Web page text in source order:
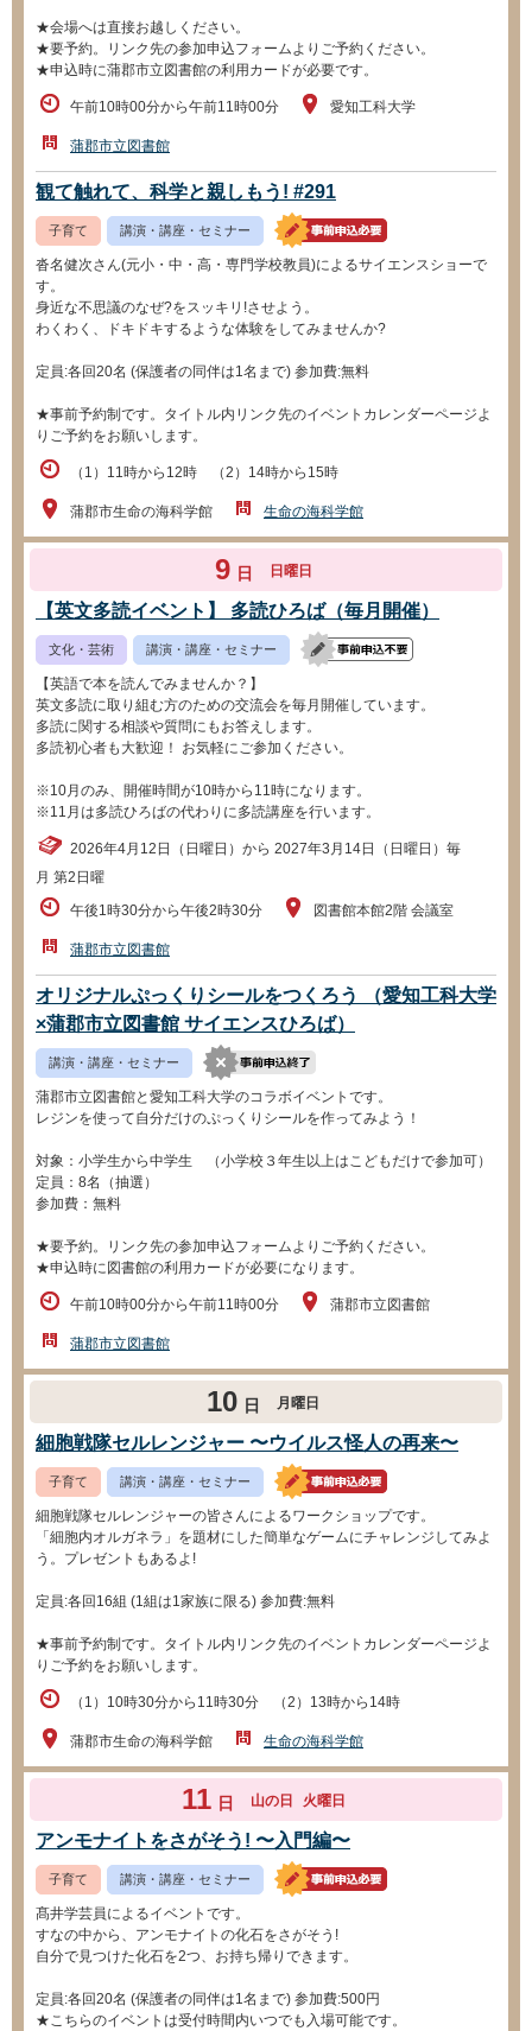
★会場へは直接お越しください。
★要予約。リンク先の参加申込フォームよりご予約ください。
★申込時に蒲郡市立図書館の利用カードが必要です。
午前10時00分から午前11時00分 愛知工科大学
蒲郡市立図書館
観て触れて、科学と親しもう! #291
子育て 講演・講座・セミナー
沓名健次さん(元小・中・高・専門学校教員)によるサイエンスショーで
す。
身近な不思議のなぜ?をスッキリ!させよう。
わくわく、ドキドキするような体験をしてみませんか?
定員:各回20名 (保護者の同伴は1名まで) 参加費:無料
★事前予約制です。タイトル内リンク先のイベントカレンダーページよ
りご予約をお願いします。
（1）11時から12時 （2）14時から15時
蒲郡市生命の海科学館 生命の海科学館
9 日 日曜日
【英文多読イベント】 多読ひろば（毎月開催）
文化・芸術 講演・講座・セミナー
【英語で本を読んでみませんか？】
英文多読に取り組む方のための交流会を毎月開催しています。
多読に関する相談や質問にもお答えします。
多読初心者も大歓迎！ お気軽にご参加ください。
※10月のみ、開催時間が10時から11時になります。
※11月は多読ひろばの代わりに多読講座を行います。
2026年4月12日（日曜日）から 2027年3月14日（日曜日）毎
月 第2日曜
午後1時30分から午後2時30分
図書館本館2階 会議室
蒲郡市立図書館
オリジナルぷっくりシールをつくろう （愛知工科大学
×蒲郡市立図書館 サイエンスひろば）
講演・講座・セミナー
蒲郡市立図書館と愛知工科大学のコラボイベントです。
レジンを使って自分だけのぷっくりシールを作ってみよう！
対象：小学生から中学生 （小学校３年生以上はこどもだけで参加可）
定員：8名（抽選）
参加費：無料
★要予約。リンク先の参加申込フォームよりご予約ください。
★申込時に図書館の利用カードが必要になります。
午前10時00分から午前11時00分 蒲郡市立図書館
蒲郡市立図書館
10 日 月曜日
細胞戦隊セルレンジャー 〜ウイルス怪人の再来〜
子育て 講演・講座・セミナー
細胞戦隊セルレンジャーの皆さんによるワークショップです。
「細胞内オルガネラ」を題材にした簡単なゲームにチャレンジしてみよ
う。プレゼントもあるよ!
定員:各回16組 (1組は1家族に限る) 参加費:無料
★事前予約制です。タイトル内リンク先のイベントカレンダーページよ
りご予約をお願いします。
（1）10時30分から11時30分 （2）13時から14時
蒲郡市生命の海科学館 生命の海科学館
11 日 山の日 火曜日
アンモナイトをさがそう! 〜入門編〜
子育て 講演・講座・セミナー
髙井学芸員によるイベントです。
すなの中から、アンモナイトの化石をさがそう!
自分で見つけた化石を2つ、お持ち帰りできます。
定員:各回20名 (保護者の同伴は1名まで) 参加費:500円
★こちらのイベントは受付時間内いつでも入場可能です。